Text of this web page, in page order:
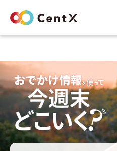
店舗や団体の皆様へ
Q&A